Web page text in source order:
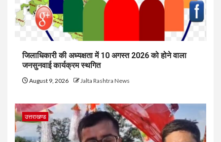
जिलाधिकारी की अध्यक्षता में 10 अगस्त 2026 को होने वाला
जनसुनवाई कार्यक्रम स्थगित
August 9, 2026 Jalta Rashtra News
उत्तराखण्ड